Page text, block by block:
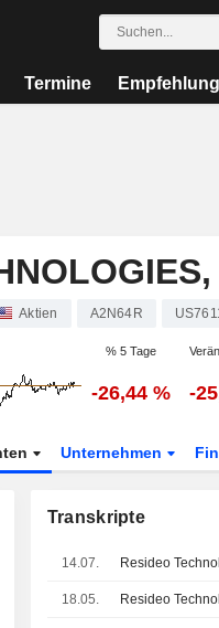
Termine
Aktien A2N64R
% 5 Tage
-26,44 % -
Unternehmen
Transkripte
14.07. Resideo
18.05.